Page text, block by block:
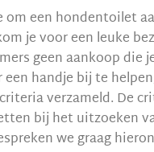
om een hondentoilet
je voor een leuke
geen aankoop die
handje bij te
verzameld. De
bij het uitzoeken
we graag